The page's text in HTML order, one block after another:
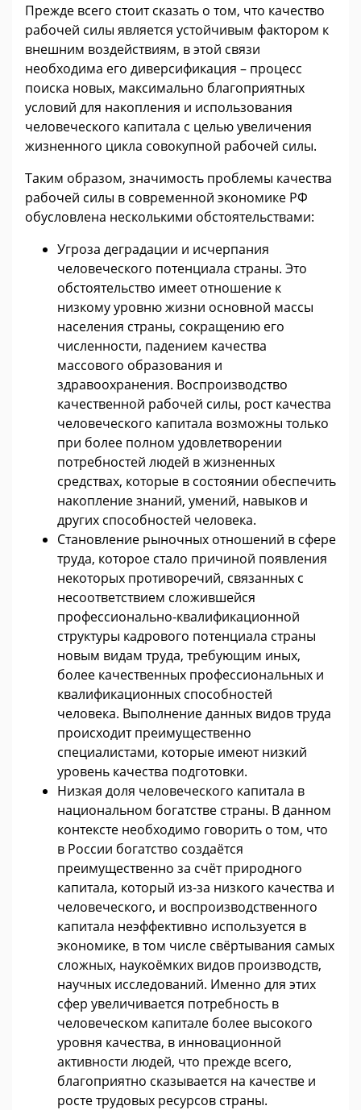
Прежде всего стоит сказать о том, что качество
рабочей силы является устойчивым фактором к
внешним воздействиям, в этой связи
необходима его диверсификация – процесс
поиска новых, максимально благоприятных
условий для накопления и использования
человеческого капитала с целью увеличения
жизненного цикла совокупной рабочей силы.
Таким образом, значимость проблемы качества
рабочей силы в современной экономике РФ
обусловлена несколькими обстоятельствами:
Угроза деградации и исчерпания
человеческого потенциала страны. Это
обстоятельство имеет отношение к
низкому уровню жизни основной массы
населения страны, сокращению его
численности, падением качества
массового образования и
здравоохранения. Воспроизводство
качественной рабочей силы, рост качества
человеческого капитала возможны только
при более полном удовлетворении
потребностей людей в жизненных
средствах, которые в состоянии обеспечить
накопление знаний, умений, навыков и
других способностей человека.
Становление рыночных отношений в сфере
труда, которое стало причиной появления
некоторых противоречий, связанных с
несоответствием сложившейся
профессионально-квалификационной
структуры кадрового потенциала страны
новым видам труда, требующим иных,
более качественных профессиональных и
квалификационных способностей
человека. Выполнение данных видов труда
происходит преимущественно
специалистами, которые имеют низкий
уровень качества подготовки.
Низкая доля человеческого капитала в
национальном богатстве страны. В данном
контексте необходимо говорить о том, что
в России богатство создаётся
преимущественно за счёт природного
капитала, который из-за низкого качества и
человеческого, и воспроизводственного
капитала неэффективно используется в
экономике, в том числе свёртывания самых
сложных, наукоёмких видов производств,
научных исследований. Именно для этих
сфер увеличивается потребность в
человеческом капитале более высокого
уровня качества, в инновационной
активности людей, что прежде всего,
благоприятно сказывается на качестве и
росте трудовых ресурсов страны.